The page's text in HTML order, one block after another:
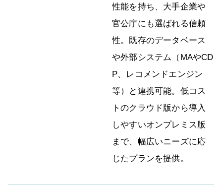
性能を持ち、大手企業や
官公庁にも選ばれる信頼
性。既存のデータベース
や外部システム（MAやCD
P、レコメンドエンジン
等）と連携可能。低コス
トのクラウド版から導入
しやすいオンプレミス版
まで、幅広いニーズに応
じたプランを提供。